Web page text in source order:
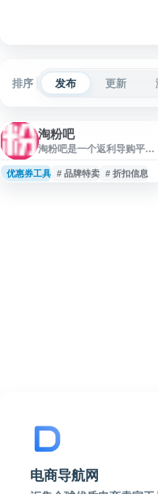
排序 发布 更新
淘粉吧
淘粉吧是一个返利导购平
返利购物、品牌特卖、限时
秒杀和折扣信息服务。网站
优惠券工具 # 品牌特卖 # 折扣信息
电商导航网